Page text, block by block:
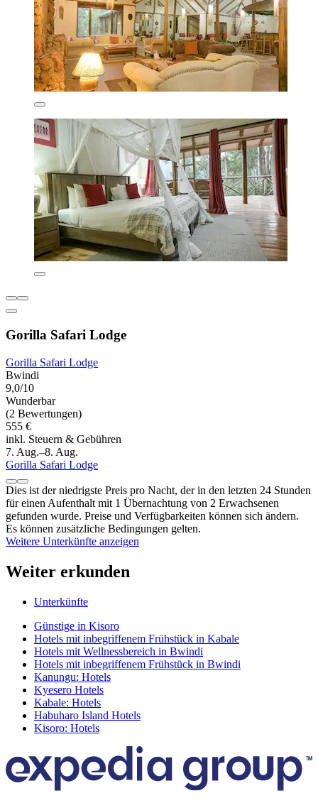
Gorilla Safari Lodge
Gorilla Safari Lodge
Bwindi
9,0/10
Wunderbar
(2 Bewertungen)
555 €
inkl. Steuern & Gebühren
7. Aug.–8. Aug.
Gorilla Safari Lodge
Dies ist der niedrigste Preis pro Nacht, der in den letzten 24 Stunden
für einen Aufenthalt mit 1 Übernachtung von 2 Erwachsenen
gefunden wurde. Preise und Verfügbarkeiten können sich ändern.
Es können zusätzliche Bedingungen gelten.
Weitere Unterkünfte anzeigen
Weiter erkunden
Unterkünfte
Günstige in Kisoro
Hotels mit inbegriffenem Frühstück in Kabale
Hotels mit Wellnessbereich in Bwindi
Hotels mit inbegriffenem Frühstück in Bwindi
Kanungu: Hotels
Kyesero Hotels
Kabale: Hotels
Habuharo Island Hotels
Kisoro: Hotels